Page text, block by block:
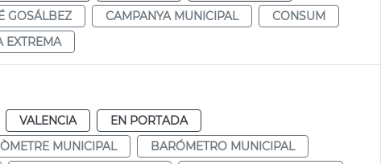
GOSÁLBEZ CAMPANYA MUNICIPAL
CONSUM
EXTREMA
VALENCIA
EN PORTADA
MUNICIPAL
BARÓMETRO MUNICIPAL